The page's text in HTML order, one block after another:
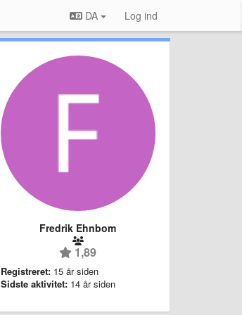
DA Log ind
Fredrik Ehnbom
1,89
Registreret: 15 år siden
Sidste aktivitet: 14 år siden